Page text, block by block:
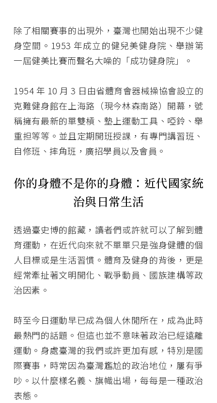
除了相關賽事的出現外，臺灣也開始出現不少健
身空間。1953 年成立的健兒美健身院、舉辦第
一屆健美比賽而聲名大噪的「成功健身院」。
1954 年 10 月 3 日由省體育會器械操協會設立的
克難健身館在上海路（現今林森南路）開幕，號
稱擁有最新的單雙槓、墊上運動工具、啞鈴、舉
重担等等。並且定期開班授課，有專門講習班、
自修班、摔角班，廣招學員以及會員。
你的身體不是你的身體：近代國家統
治與日常生活
透過臺史博的館藏，讀者們或許就可以了解到體
育運動，在近代向來就不單單只是強身健體的個
人目標或是生活習慣。體育及健身的背後，更是
經常牽扯著文明開化、戰爭動員、國族建構等政
治因素。
時至今日運動早已成為個人休閒所在，成為此時
最熱門的話題。但這也並不意味著政治已經遠離
運動。身處臺灣的我們或許更加有感，特別是國
際賽事，時常因為臺灣尷尬的政治地位，屢有爭
吵。以什麼樣名義、旗幟出場，每每是一種政治
表態。